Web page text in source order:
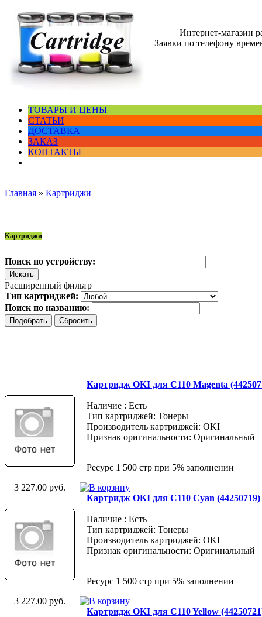
Интернет-магазин
Заявки по телефону
ТОВАРЫ И ЦЕНЫ
СТАТЬИ
ДОСТАВКА
ЗАКАЗ
КОНТАКТЫ
Главная » Картриджи
Картриджи
Поиск по устройству:
Расширенный фильтр
Тип картриджей:
Поиск по названию:
Картридж OKI для C110 Magenta
Наличие : Есть
Тип картриджей: Тонеры
Производитель картриджей: OKI
Признак оригинальности: Оригинальный
Ресурс 1 500 стр при 5% заполнении
3 227.00 руб.
Картридж OKI для C110 Cyan (44250719)
Наличие : Есть
Тип картриджей: Тонеры
Производитель картриджей: OKI
Признак оригинальности: Оригинальный
Ресурс 1 500 стр при 5% заполнении
3 227.00 руб.
Картридж OKI для C110 Yellow